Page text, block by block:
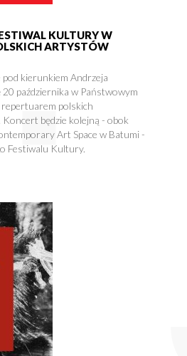
KULTURY W
ARTYSTÓW
kierunkiem Andrzeja
października w Państwowym
polskich
będzie kolejną - obok
Art Space w Batumi -
Festiwalu Kultury.